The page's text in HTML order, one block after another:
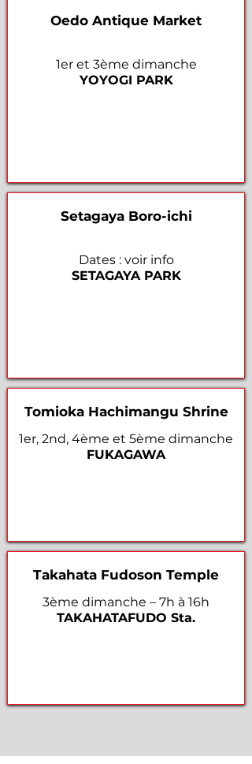
Oedo Antique Market
1er et 3ème dimanche
YOYOGI PARK
Setagaya Boro-ichi
Dates : voir info
SETAGAYA PARK
Tomioka Hachimangu Shrine
1er, 2nd, 4ème et 5ème dimanche
FUKAGAWA
Takahata Fudoson Temple
3ème dimanche – 7h à 16h
TAKAHATAFUDO Sta.